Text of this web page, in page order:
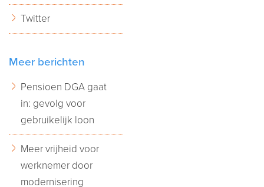
Twitter
Meer berichten
Pensioen DGA gaat
in: gevolg voor
gebruikelijk loon
Meer vrijheid voor
werknemer door
modernisering